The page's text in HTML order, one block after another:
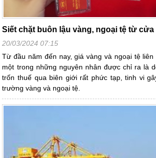
Siết chặt buôn lậu vàng, ngoại tệ từ cửa
20/03/2024 07:15
Từ đầu năm đến nay, giá vàng và ngoại tệ
một trong những nguyên nhân được chỉ ra là
trốn thuế qua biên giới rất phức tạp, tinh vi
trường vàng và ngoại tệ.